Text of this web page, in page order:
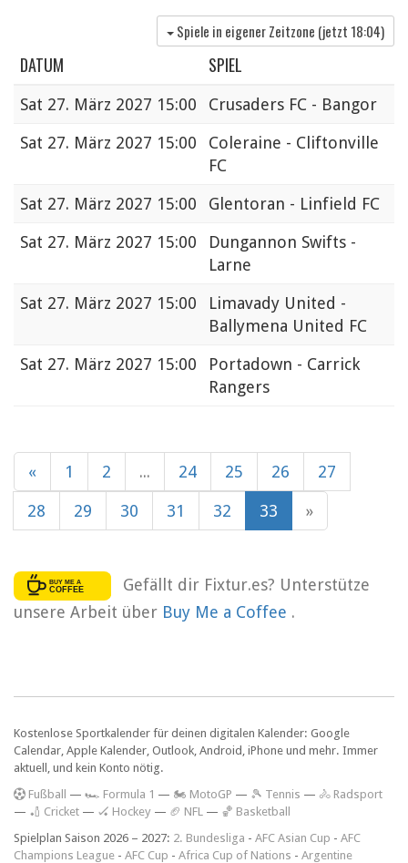
Spiele in eigener Zeitzone (jetzt 18:04)
DATUM SPIEL
Sat 27. März 2027 15:00
Crusaders FC - Bangor
Sat 27. März 2027 15:00
Coleraine - Cliftonville
FC
Sat 27. März 2027 15:00
Glentoran - Linfield FC
Sat 27. März 2027 15:00
Dungannon Swifts -
Larne
Sat 27. März 2027 15:00
Limavady United -
Ballymena United FC
Sat 27. März 2027 15:00
Portadown - Carrick
Rangers
« 1 2 ... 24 25 26 27
28 29 30 31 32 33 »
Gefällt dir Fixtur.es? Unterstütze
unsere Arbeit über Buy Me a Coffee .
Kostenlose Sportkalender für deinen digitalen Kalender: Google
Calendar, Apple Kalender, Outlook, Android, iPhone und mehr. Immer
aktuell, und kein Konto nötig.
Fußball — 🏎️ Formula 1 — 🏍 MotoGP — 🎾 Tennis — 🚴 Radsport
— 🏏 Cricket — 🏑 Hockey — 🏈 NFL — 🏀 Basketball
Spielplan Saison 2026 – 2027: 2. Bundesliga - AFC Asian Cup - AFC
Champions League - AFC Cup - Africa Cup of Nations - Argentine